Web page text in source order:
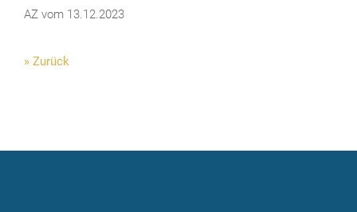
AZ vom 13.12.2023
» Zurück